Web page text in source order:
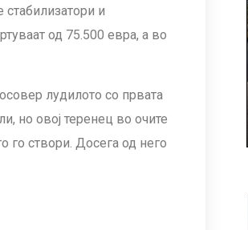
и
од 75.500 евра, а во
лудилото со првата
но овој теренец во очите
го створи. Досега од него